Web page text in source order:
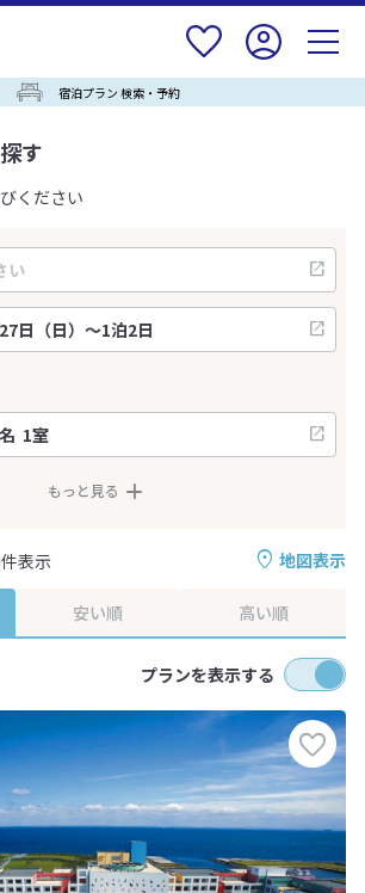
宿泊プラン 検索・予約
す
ください
もっと見る
地図表示
表示
安い順 高い順
プランを表示する